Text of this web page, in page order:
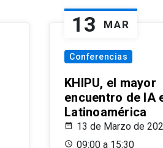
13 MAR
Conferencias
KHIPU, el mayor
encuentro de IA
Latinoamérica
13 de Marzo de
09:00 a 15:30